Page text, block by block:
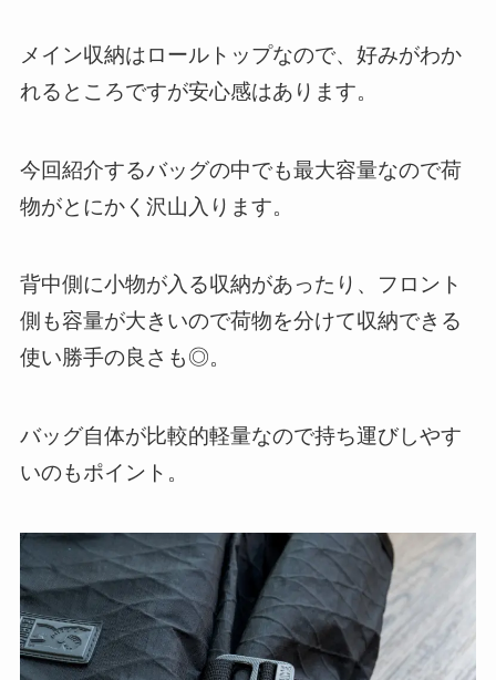
メイン収納はロールトップなので、好みがわか
れるところですが安心感はあります。
今回紹介するバッグの中でも最大容量なので荷
物がとにかく沢山入ります。
背中側に小物が入る収納があったり、フロント
側も容量が大きいので荷物を分けて収納できる
使い勝手の良さも◎。
バッグ自体が比較的軽量なので持ち運びしやす
いのもポイント。